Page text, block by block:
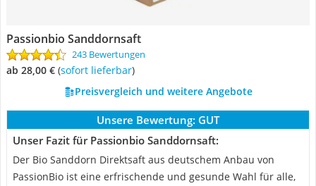
Passionbio Sanddornsaft
243 Bewertungen
ab 28,00 € ( Sofort lieferbar)
Preisvergleich und weitere Angebote
Unsere Bewertung: GUT
Unser Fazit für Passionbio Sanddornsaft:
Der Bio Sanddorn Direktsaft aus deutschem Anbau von
PassionBio ist eine erfrischende und gesunde Wahl für alle,